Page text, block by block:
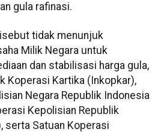
gula rafinasi.
tidak menunjuk
Milik Negara untuk
dan stabilisasi harga gula,
Koperasi Kartika (Inkopkar),
Negara Republik Indonesia
Kepolisian Republik
serta Satuan Koperasi